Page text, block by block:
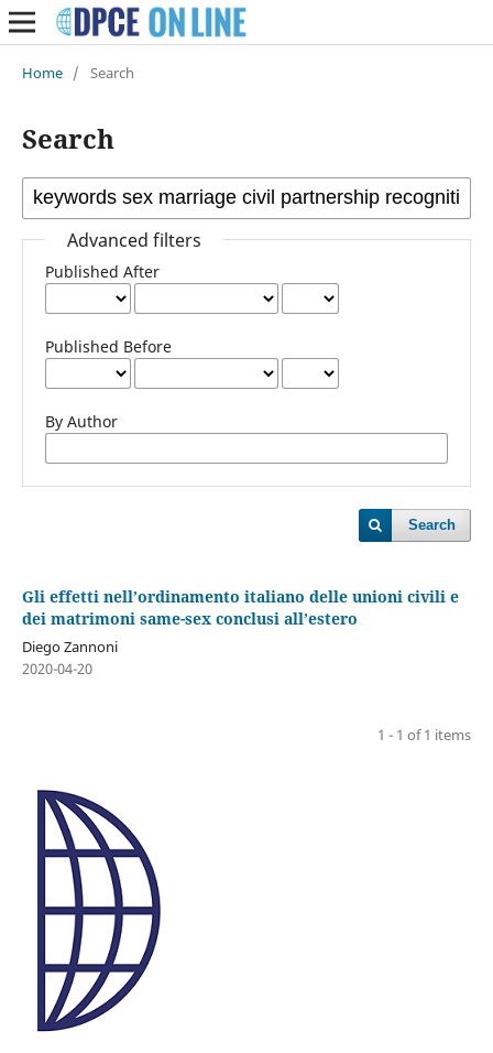
Home / Search
Search
Advanced filters
Published After
Published Before
By Author
Search
Gli effetti nell’ordinamento italiano delle unioni civili e
dei matrimoni same-sex conclusi all’estero
Diego Zannoni
2020-04-20
1 - 1 of 1 items